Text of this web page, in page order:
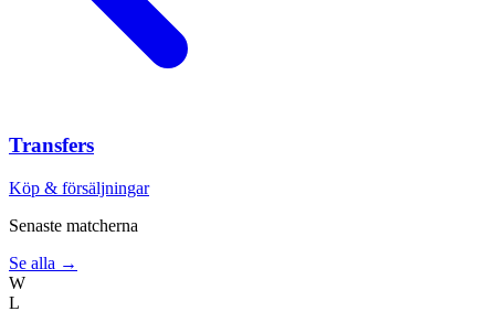
Transfers
Köp & försäljningar
Senaste matcherna
Se alla →
W
L